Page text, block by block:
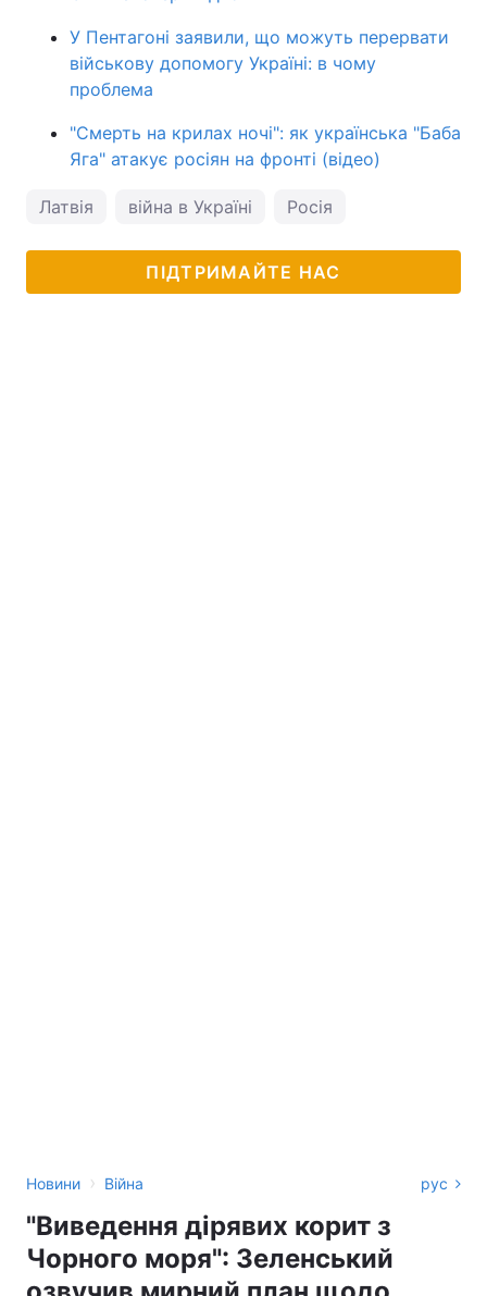
У Пентагоні заявили, що можуть перервати
військову допомогу Україні: в чому
проблема
"Смерть на крилах ночі": як українська "Баба
Яга" атакує росіян на фронті (відео)
Латвія війна в Україні Росія
ПІДТРИМАЙТЕ НАС
Новини › Війна рус
"Виведення дірявих корит з
Чорного моря": Зеленський